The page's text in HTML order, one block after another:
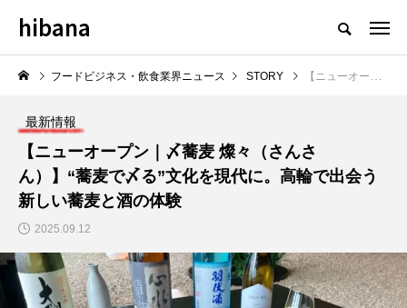
フードビジネス・飲食業界のニュースメディア
NEW POST
hibana
フードビジネス・飲食業界ニュース STORY 【ニューオープン｜〆蕎麦 燦々（さんさん）】“蕎麦で〆る”文化を現代に。高輪で出会う新しい蕎麦と酒の体験
最新情報
【ニューオープン｜〆蕎麦 燦々（さんさ
ん）】“蕎麦で〆る”文化を現代に。高輪で出会う
新しい蕎麦と酒の体験
2025.09.12